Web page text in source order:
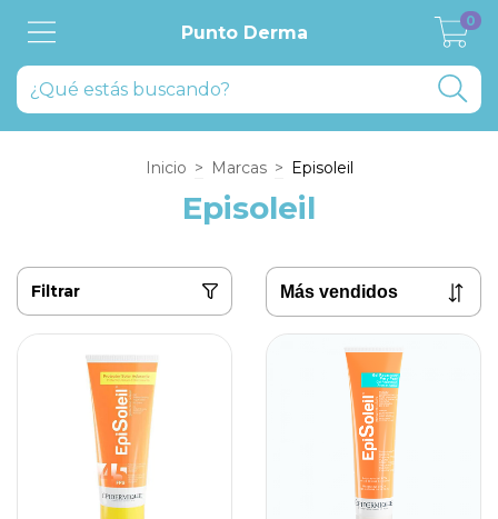
Punto Derma
0
Inicio > Marcas > Episoleil
Episoleil
Filtrar